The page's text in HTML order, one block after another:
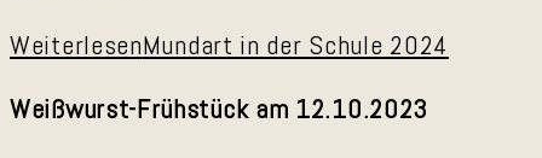
WeiterlesenMundart in der Schule 2024
Weißwurst-Frühstück am 12.10.2023